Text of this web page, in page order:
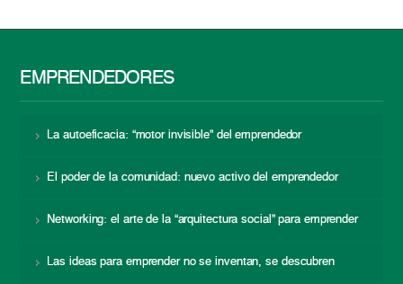
EMPRENDEDORES
La autoeficacia: “motor invisible” del emprendedor
El poder de la comunidad: nuevo activo del emprendedor
Networking: el arte de la “arquitectura social” para emprender
Las ideas para emprender no se inventan, se descubren